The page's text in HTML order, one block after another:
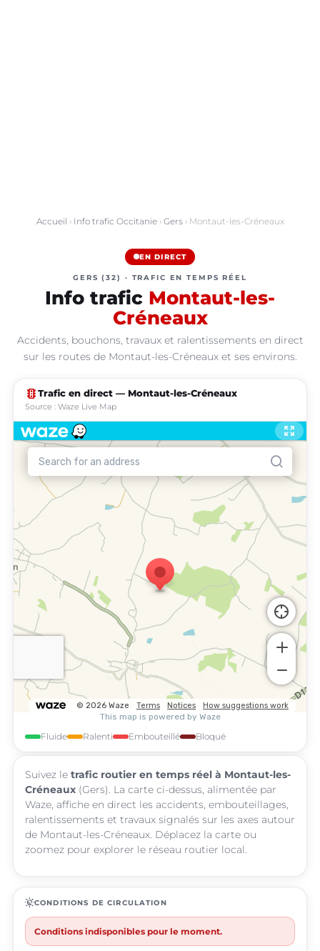
Accueil › Info trafic Occitanie› Gers› Montaut-les-Créneaux
EN DIRECT
GERS (32) · TRAFIC EN TEMPS RÉEL
Info trafic Montaut-les-
Créneaux
Accidents, bouchons, travaux et ralentissements en direct
sur les routes de Montaut-les-Créneaux et ses environs.
traffic Trafic en direct — Montaut-les-Créneaux
Source : Waze Live Map
Fluide Ralenti Embouteillé Bloqué
Suivez le trafic routier en temps réel à Montaut-les-
Créneaux (Gers). La carte ci-dessus, alimentée par
Waze, affiche en direct les accidents, embouteillages,
ralentissements et travaux signalés sur les axes autour
de Montaut-les-Créneaux. Déplacez la carte ou
zoomez pour explorer le réseau routier local.
routineCONDITIONS DE CIRCULATION
Conditions indisponibles pour le moment.